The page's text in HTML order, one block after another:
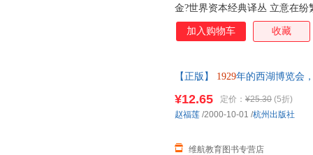
金?世界资本经典译丛 立意在
现真实的历史场景，从而使读
风。 兵者，诡道也。 市场亦
书部分章节中，还生动地描述
经济学家加尔布雷思撰著。自其
1979、1988、1997年不断再版
加入购物车 收藏
【正版】 1929年的西湖博览会
¥12.65 定价： ¥25.30 (5折)
维航教育图书专营店
赵福莲 /2000-10-01 /杭州出版社